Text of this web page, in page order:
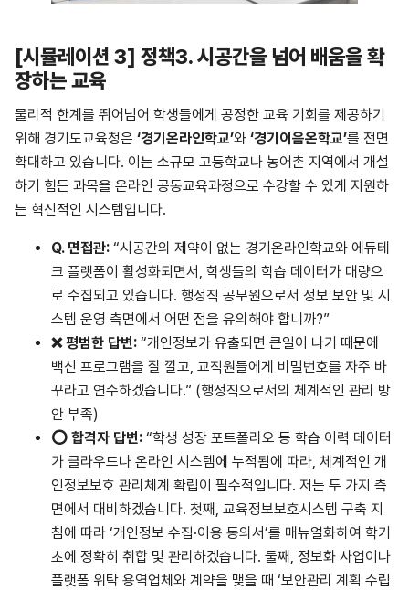
[시뮬레이션 3] 정책3. 시공간을 넘어 배움을 확
장하는 교육
물리적 한계를 뛰어넘어 학생들에게 공정한 교육 기회를 제공하기
위해 경기도교육청은 ‘경기온라인학교’와 ‘경기이음온학교’를 전면
확대하고 있습니다. 이는 소규모 고등학교나 농어촌 지역에서 개설
하기 힘든 과목을 온라인 공동교육과정으로 수강할 수 있게 지원하
는 혁신적인 시스템입니다.
Q. 면접관: “시공간의 제약이 없는 경기온라인학교와 에듀테
크 플랫폼이 활성화되면서, 학생들의 학습 데이터가 대량으
로 수집되고 있습니다. 행정직 공무원으로서 정보 보안 및 시
스템 운영 측면에서 어떤 점을 유의해야 합니까?”
❌ 평범한 답변: “개인정보가 유출되면 큰일이 나기 때문에
백신 프로그램을 잘 깔고, 교직원들에게 비밀번호를 자주 바
꾸라고 연수하겠습니다.” (행정직으로서의 체계적인 관리 방
안 부족)
⭕ 합격자 답변: “학생 성장 포트폴리오 등 학습 이력 데이터
가 클라우드나 온라인 시스템에 누적됨에 따라, 체계적인 개
인정보보호 관리체계 확립이 필수적입니다. 저는 두 가지 측
면에서 대비하겠습니다. 첫째, 교육정보보호시스템 구축 지
침에 따라 ‘개인정보 수집·이용 동의서’를 매뉴얼화하여 학기
초에 정확히 취합 및 관리하겠습니다. 둘째, 정보화 사업이나
플랫폼 위탁 용역업체와 계약을 맺을 때 ‘보안관리 계획 수립